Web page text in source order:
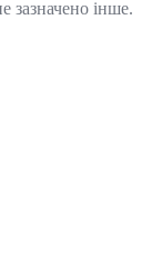
зазначено інше.